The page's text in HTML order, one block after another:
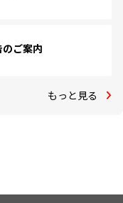
のご案内
もっと見る